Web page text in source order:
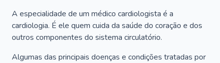
A especialidade de um médico cardiologista é a
cardiologia. É ele quem cuida da saúde do coração e dos
outros componentes do sistema circulatório.
Algumas das principais doenças e condições tratadas por